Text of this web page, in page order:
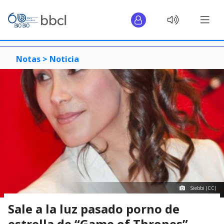
Notas > Noticia
Siebbi (CC)
Sale a la luz pasado porno de